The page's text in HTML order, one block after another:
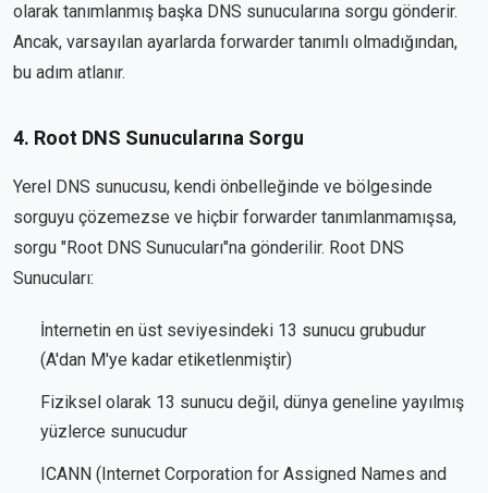
olarak tanımlanmış başka DNS sunucularına sorgu gönderir.
Ancak, varsayılan ayarlarda forwarder tanımlı olmadığından,
bu adım atlanır.
4. Root DNS Sunucularına Sorgu
Yerel DNS sunucusu, kendi önbelleğinde ve bölgesinde
sorguyu çözemezse ve hiçbir forwarder tanımlanmamışsa,
sorgu "Root DNS Sunucuları"na gönderilir. Root DNS
Sunucuları:
İnternetin en üst seviyesindeki 13 sunucu grubudur
(A'dan M'ye kadar etiketlenmiştir)
Fiziksel olarak 13 sunucu değil, dünya geneline yayılmış
yüzlerce sunucudur
ICANN (Internet Corporation for Assigned Names and